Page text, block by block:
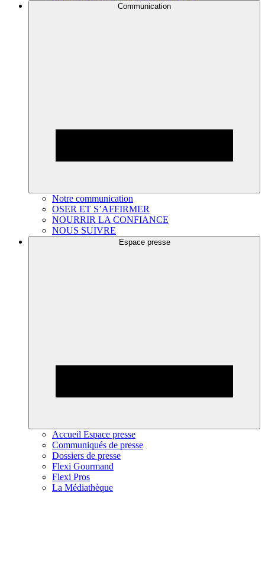
Communication
Notre communication
OSER ET S’AFFIRMER
NOURRIR LA CONFIANCE
NOUS SUIVRE
Espace presse
Accueil Espace presse
Communiqués de presse
Dossiers de presse
Flexi Gourmand
Flexi Pros
La Médiathèque